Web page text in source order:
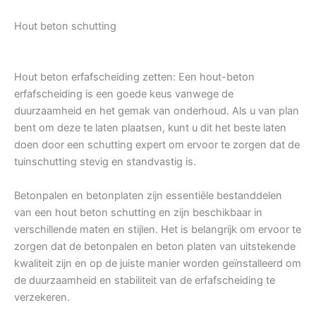
Hout beton schutting
Hout beton erfafscheiding zetten: Een hout-beton
erfafscheiding is een goede keus vanwege de
duurzaamheid en het gemak van onderhoud. Als u van plan
bent om deze te laten plaatsen, kunt u dit het beste laten
doen door een schutting expert om ervoor te zorgen dat de
tuinschutting stevig en standvastig is.
Betonpalen en betonplaten zijn essentiële bestanddelen
van een hout beton schutting en zijn beschikbaar in
verschillende maten en stijlen. Het is belangrijk om ervoor te
zorgen dat de betonpalen en beton platen van uitstekende
kwaliteit zijn en op de juiste manier worden geïnstalleerd om
de duurzaamheid en stabiliteit van de erfafscheiding te
verzekeren.